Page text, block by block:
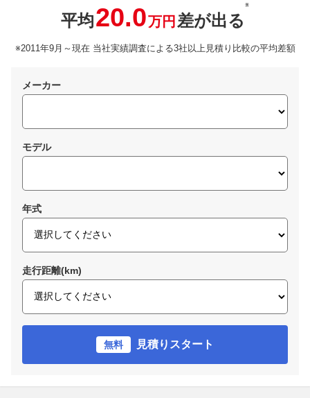
平均20.0万円 差が出る
※
※2011年9月～現在 当社実績調査による3社以上見積り比較の平均差額
メーカー
モデル
年式
走行距離(km)
無料 見積りスタート